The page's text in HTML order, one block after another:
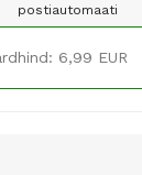
postiautomaati
6,99 EUR